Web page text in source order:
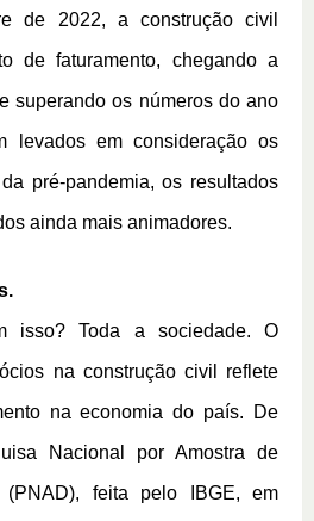
de 2022, a construção civil
de faturamento, chegando a
superando os números do ano
levados em consideração os
pré-pandemia, os resultados
ainda mais animadores.
isso? Toda a sociedade. O
na construção civil reflete
na economia do país. De
Nacional por Amostra de
(PNAD), feita pelo IBGE, em